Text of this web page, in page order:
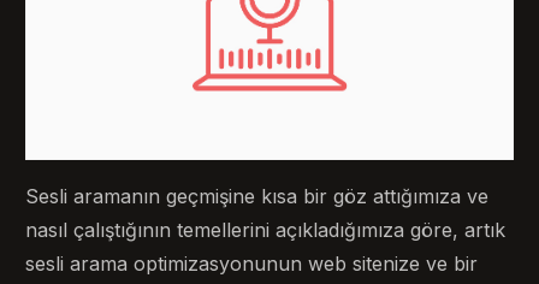
Sesli aramanın geçmişine kısa bir göz attığımıza ve
nasıl çalıştığının temellerini açıkladığımıza göre, artık
sesli arama optimizasyonunun web sitenize ve bir